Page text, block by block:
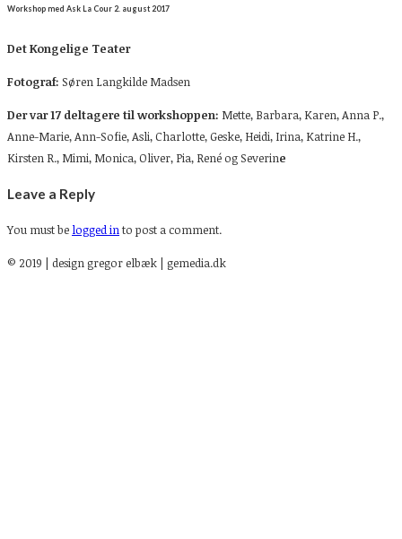
Workshop med Ask La Cour 2. august 2017
Det Kongelige Teater
Fotograf: Søren Langkilde Madsen
Der var17 deltagere til workshoppen: Mette, Barbara, Karen, Anna P.,
Anne-Marie, Ann-Sofie, Asli, Charlotte, Geske, Heidi, Irina, Katrine H.,
Kirsten R., Mimi, Monica, Oliver, Pia, René og Severine
Leave a Reply
You must be logged into post a comment.
© 2019 | design gregor elbæk | gemedia.dk